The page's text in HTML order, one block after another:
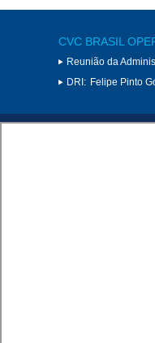
CVC BRASIL
Reunião da
DRI: Felipe Pinto